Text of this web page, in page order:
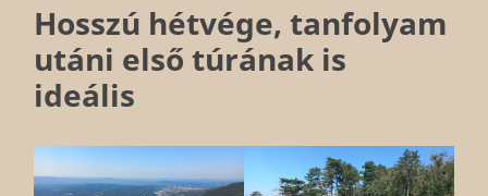
Hosszú hétvége, tanfolyam
utáni első túrának is
ideális